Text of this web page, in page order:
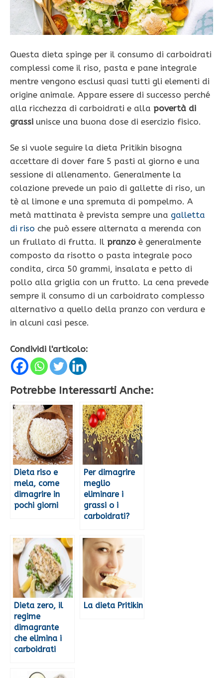
Questa dieta spinge per il consumo di carboidrati
complessi come il riso, pasta e pane integrale
mentre vengono esclusi quasi tutti gli elementi di
origine animale. Appare essere di successo perché
alla ricchezza di carboidrati e alla povertà di
grassi unisce una buona dose di esercizio fisico.
Se si vuole seguire la dieta Pritikin bisogna
accettare di dover fare 5 pasti al giorno e una
sessione di allenamento. Generalmente la
colazione prevede un paio di gallette di riso, un
tè al limone e una spremuta di pompelmo. A
metà mattinata è prevista sempre una galletta
di riso che può essere alternata a merenda con
un frullato di frutta. Il pranzo è generalmente
composto da risotto o pasta integrale poco
condita, circa 50 grammi, insalata e petto di
pollo alla griglia con un frutto. La cena prevede
sempre il consumo di un carboidrato complesso
alternativo a quello della pranzo con verdura e
in alcuni casi pesce.
Condividi l'articolo:
Potrebbe Interessarti Anche:
Dieta riso e
mela, come
dimagrire in
pochi giorni
Per dimagrire
meglio
eliminare i
grassi o i
carboidrati?
Dieta zero, il
regime
dimagrante
che elimina i
carboidrati
La dieta Pritikin